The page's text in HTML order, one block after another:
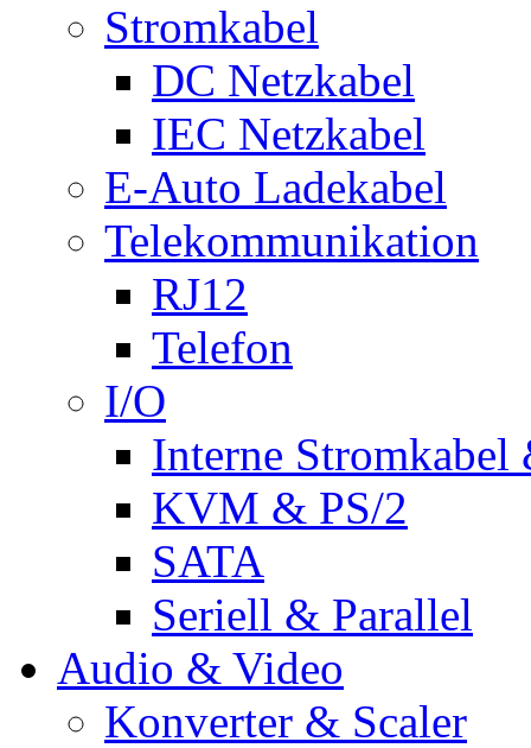
Stromkabel
DC Netzkabel
IEC Netzkabel
E-Auto Ladekabel
Telekommunikation
RJ12
Telefon
I/O
Interne Stromkabel
KVM & PS/2
SATA
Seriell & Parallel
Audio & Video
Konverter & Scaler